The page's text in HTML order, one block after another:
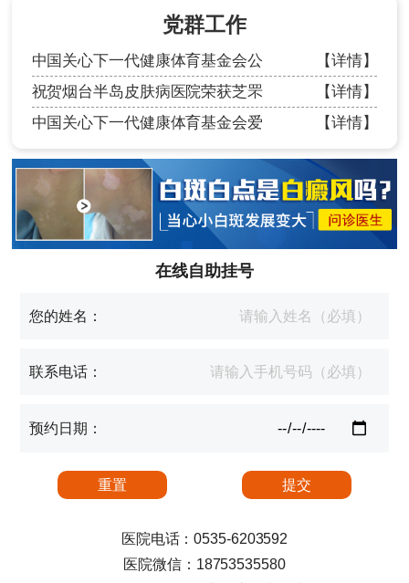
党群工作
中国关心下一代健康体育基金会公
【详情】
祝贺烟台半岛皮肤病医院荣获芝罘
【详情】
中国关心下一代健康体育基金会爱
【详情】
在线自助挂号
您的姓名：
联系电话：
预约日期：
医院电话：0535-6203592
医院微信：18753535580